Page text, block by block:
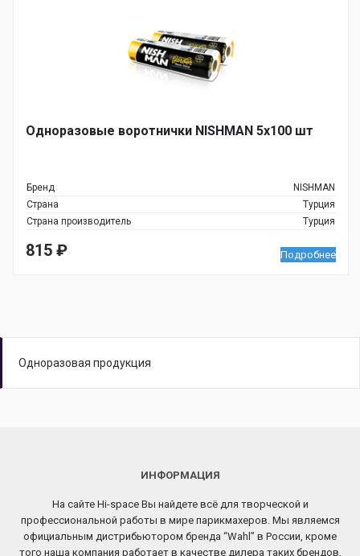
Одноразовые воротнички NISHMAN 5х100 шт
Бренд
NISHMAN
Страна
Турция
Страна производитель
Турция
815 ₽ Подробнее
Одноразовая продукция
ИНФОРМАЦИЯ
На сайте Hi-space Вы найдете всё для творческой и
профессиональной работы в мире парикмахеров. Мы являемся
официальным дистрибьютором бренда “Wahl” в России, кроме
того наша компания работает в качестве дилера таких брендов,